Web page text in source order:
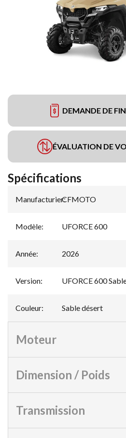
DEMANDE DE
ÉVALUATION DE
Spécifications
Manufacturier:
CFMOTO
Modèle: UFORCE 600
Année: 2026
Version: UFORCE 600
Couleur: Sable désert
Moteur
Dimension / Poids
Transmission